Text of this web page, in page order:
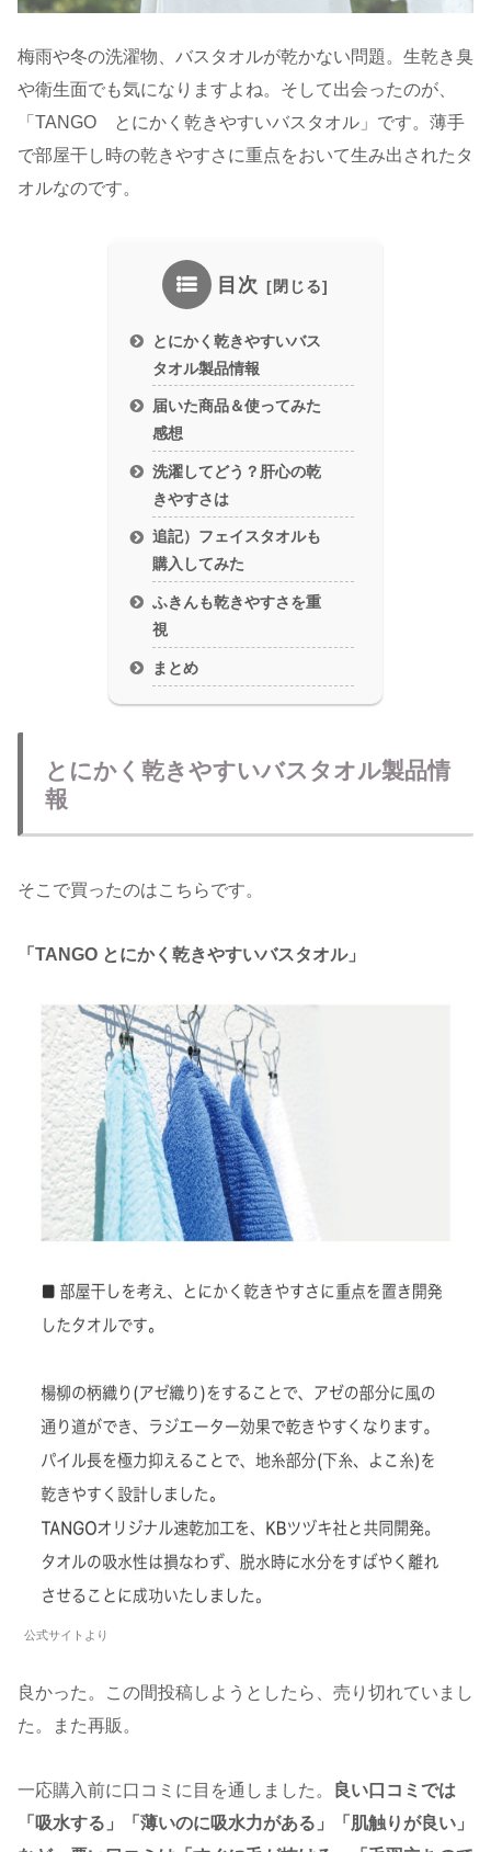
梅雨や冬の洗濯物、バスタオルが乾かない問題。生乾き臭
や衛生面でも気になりますよね。そして出会ったのが、
「TANGO とにかく乾きやすいバスタオル」です。薄手
で部屋干し時の乾きやすさに重点をおいて生み出されたタ
オルなのです。
目次
とにかく乾きやすいバス
タオル製品情報
届いた商品＆使ってみた
感想
洗濯してどう？肝心の乾
きやすさは
追記）フェイスタオルも
購入してみた
ふきんも乾きやすさを重
視
まとめ
とにかく乾きやすいバスタオル製品情
報
そこで買ったのはこちらです。
「TANGO とにかく乾きやすいバスタオル」
公式サイトより
良かった。この間投稿しようとしたら、売り切れていまし
た。また再販。
一応購入前に口コミに目を通しました。
良い口コミでは
「吸水する」「薄いのに吸水力がある」「肌触りが良い」